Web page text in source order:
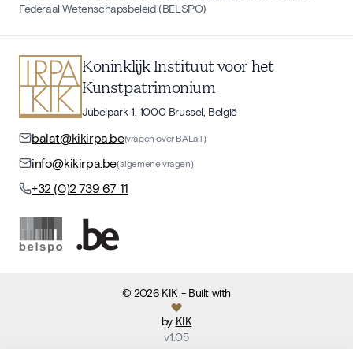
Federaal Wetenschapsbeleid (BELSPO)
Koninklijk Instituut voor het
Kunstpatrimonium
Jubelpark 1, 1000 Brussel, België
balat@kikirpa.be(vragen over BALaT)
info@kikirpa.be(algemene vragen)
+32 (0)2 739 67 11
©2026 KIK - Built with
by KIK
v1.05